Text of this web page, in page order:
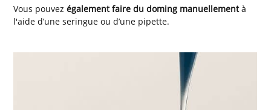
Vous pouvezégalement faire du doming manuellementà
l'aide d’une seringue ou d’une pipette.